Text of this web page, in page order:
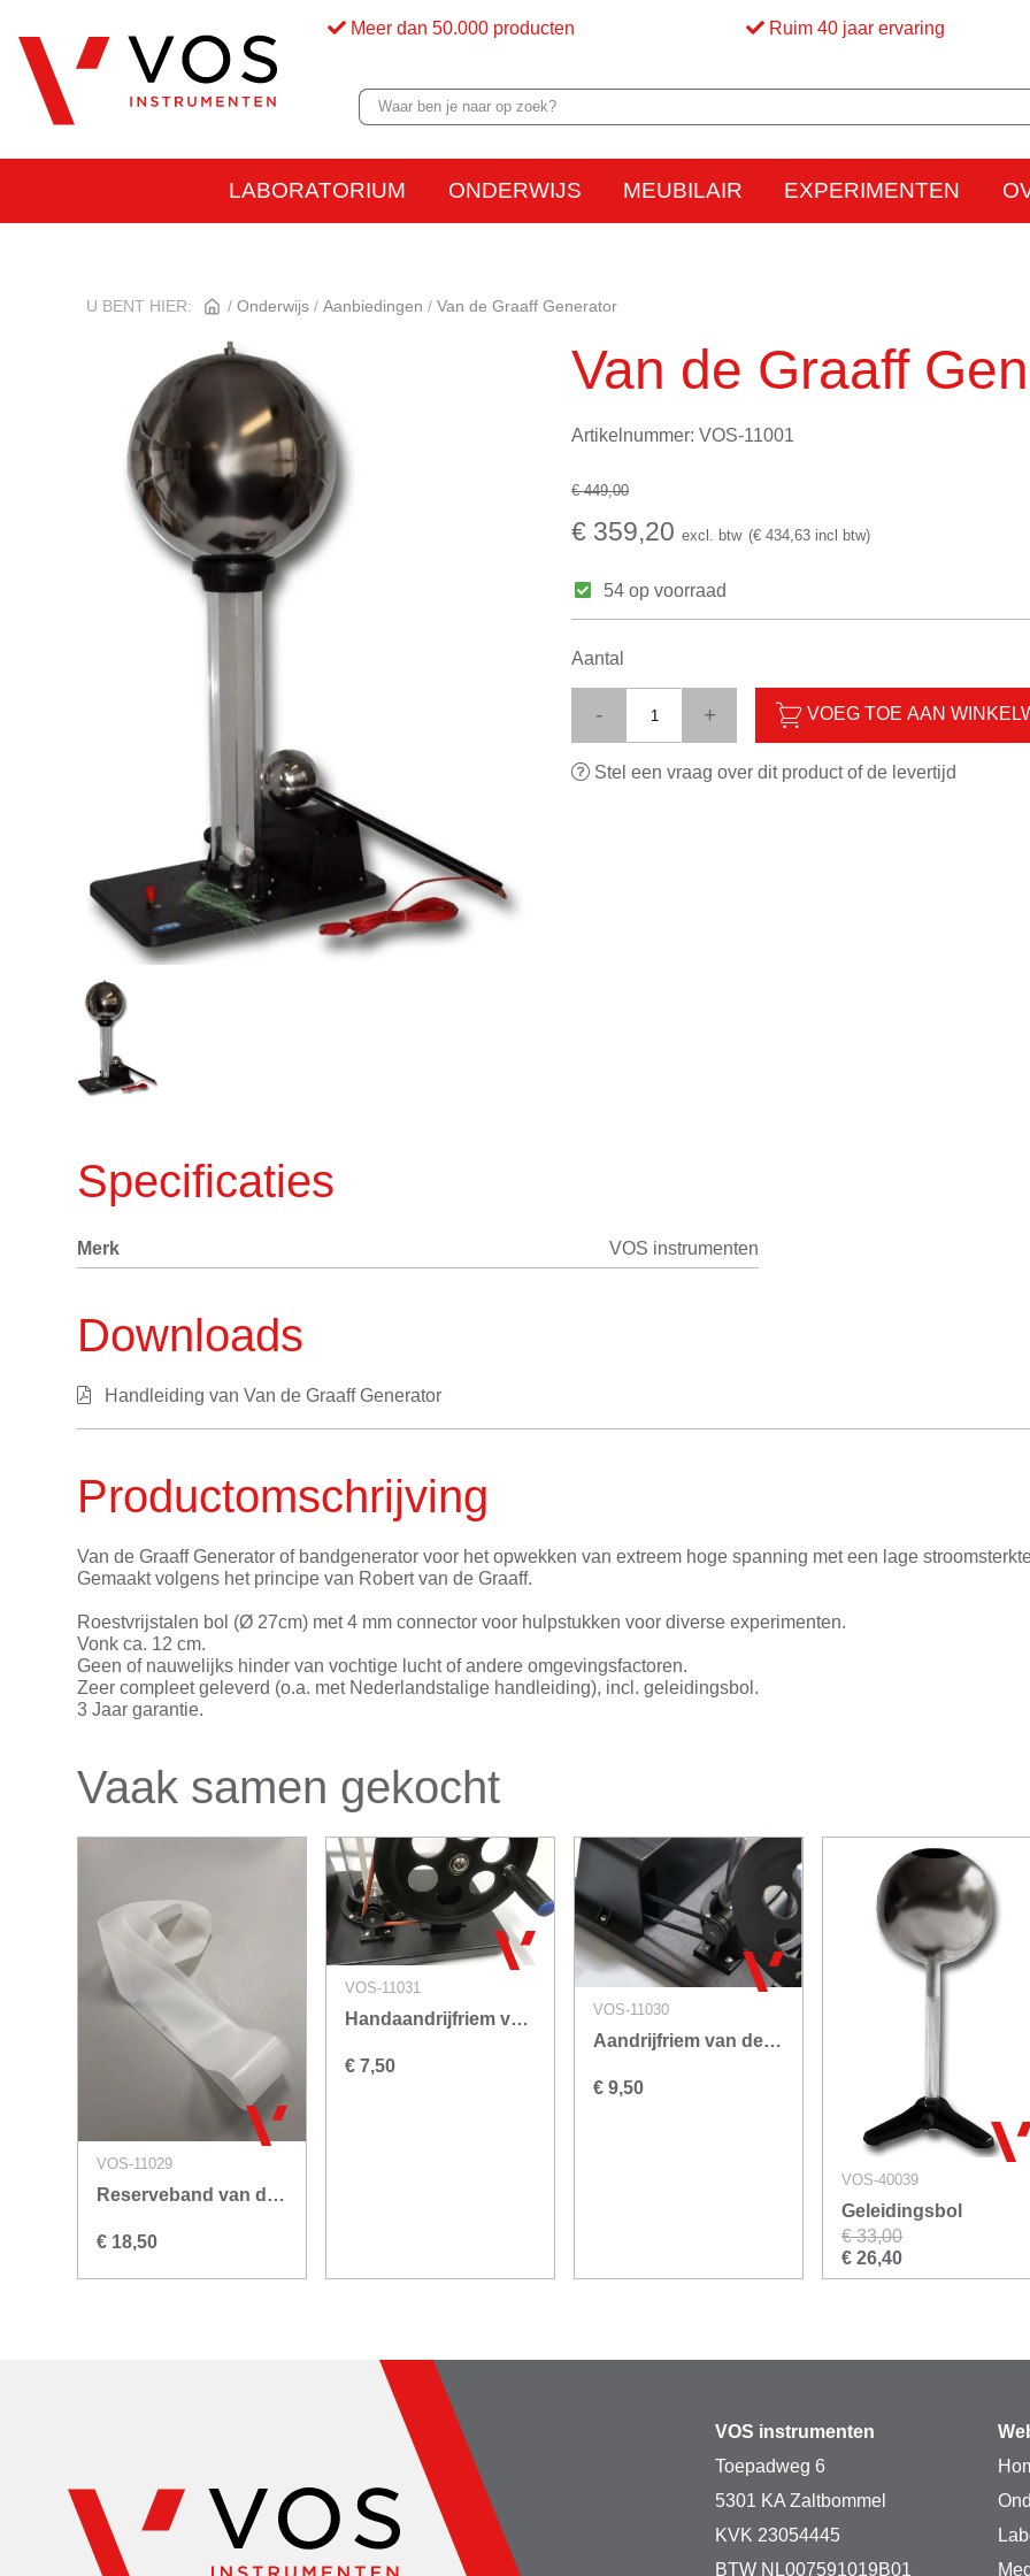
Meer dan 50.000 producten Ruim 40 jaar ervaring
LABORATORIUM ONDERWIJS MEUBILAIR EXPERIMENTEN
U BENT HIER: Onderwijs Aanbiedingen Van de Graaff Generator
Van de Graaff
Artikelnummer: VOS-11001
€ 449,00
€ 359,20 excl. btw (€ 434,63 incl btw)
54 op voorraad
Aantal
- + VOEG TOE AAN
Stel een vraag over dit product of de levertijd
Specificaties
Merk VOS instrumenten
Downloads
Handleiding van Van de Graaff Generator
Productomschrijving
Van de Graaff Generator of bandgenerator voor het opwekken van extreem hoge spanning met een lage
Gemaakt volgens het principe van Robert van de Graaff.
Roestvrijstalen bol (Ø 27cm) met 4 mm connector voor hulpstukken voor diverse experimenten.
Vonk ca. 12 cm.
Geen of nauwelijks hinder van vochtige lucht of andere omgevingsfactoren.
Zeer compleet geleverd (o.a. met Nederlandstalige handleiding), incl. geleidingsbol.
3 Jaar garantie.
Vaak samen gekocht
VOS-11029
Reserveband van de Graaff Generator
€ 18,50
VOS-11031
Handaandrijfriem van de Graaff Gen.
€ 7,50
VOS-11030
Aandrijfriem van de Graaff Generator
€ 9,50
VOS-40039
Geleidingsbol
€ 33,00
€ 26,40
VOS instrumenten
Toepadweg 6
5301 KA Zaltbommel
KVK 23054445
BTW NL007591019B01